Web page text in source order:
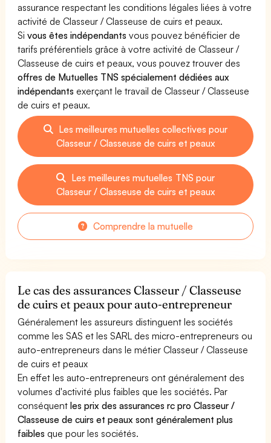
assurance respectant les conditions légales liées à votre
activité de Classeur / Classeuse de cuirs et peaux.
Sivous êtes indépendants vous pouvez bénéficier de
tarifs préférentiels grâce à votre activité de Classeur /
Classeuse de cuirs et peaux, vous pouvez trouver des
offres de Mutuelles TNS spécialement dédiées aux
indépendants exerçant le travail de Classeur / Classeuse
de cuirs et peaux.
Les meilleures mutuelles collectives pour
Classeur / Classeuse de cuirs et peaux
Les meilleures mutuelles TNS pour
Classeur / Classeuse de cuirs et peaux
Comprendre la mutuelle
Le cas des assurances Classeur / Classeuse
de cuirs et peaux pour auto-entrepreneur
Généralement les assureurs distinguent les sociétés
comme les SAS et les SARL des micro-entrepreneurs ou
auto-entrepreneurs dans le métier Classeur / Classeuse
de cuirs et peaux
En effet les auto-entrepreneurs ont généralement des
volumes d'activité plus faibles que les sociétés. Par
conséquentles prix des assurances rc pro Classeur /
Classeuse de cuirs et peaux sont généralement plus
faibles que pour les sociétés.